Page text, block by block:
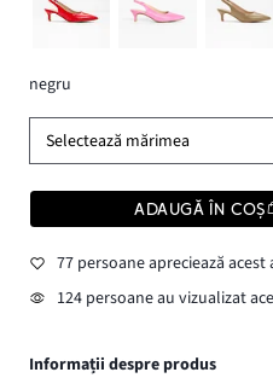
negru
Selectează mărimea
ADAUGĂ ÎN COȘ
77 persoane apreciează acest
124 persoane au vizualizat
Informații despre produs